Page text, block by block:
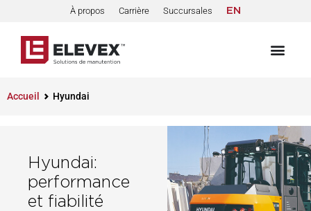
À propos Carrière Succursales EN
Accueil Hyundai
Hyundai:
performance
et fiabilité